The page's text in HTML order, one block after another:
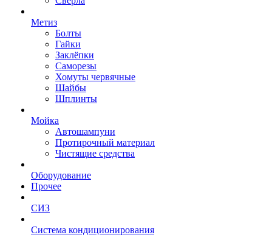
Метиз
Болты
Гайки
Заклёпки
Саморезы
Хомуты червячные
Шайбы
Шплинты
Мойка
Автошампуни
Протирочный материал
Чистящие средства
Оборудование
Прочее
СИЗ
Система кондиционирования